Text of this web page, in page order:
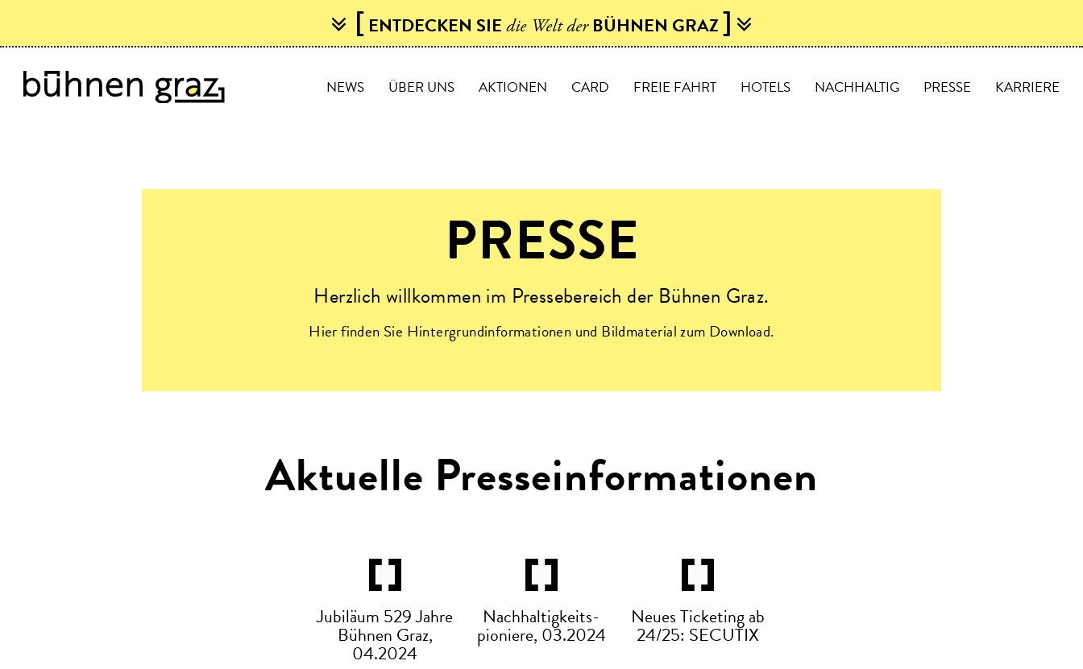
[ ENTDECKEN SIE die Welt derBÜHNEN GRAZ]
NEWS ÜBER UNS AKTIONEN CARD FREIE FAHRT HOTELS NACHHALTIG PRESSE KARRIERE
PRESSE
Herzlich willkommen im Pressebereich der Bühnen Graz.
Hier finden Sie Hintergrundinformationen und Bildmaterial zum Download.
Aktuelle Presseinformationen
Jubiläum 529 Jahre
Bühnen Graz,
04.2024
Nachhaltigkeits-
pioniere, 03.2024
Neues Ticketing ab
24/25: SECUTIX